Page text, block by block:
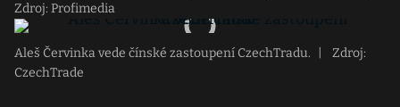
Zdroj: Profimedia
Aleš Červinka vede čínské zastoupení CzechTradu.
Zdroj:
CzechTrade